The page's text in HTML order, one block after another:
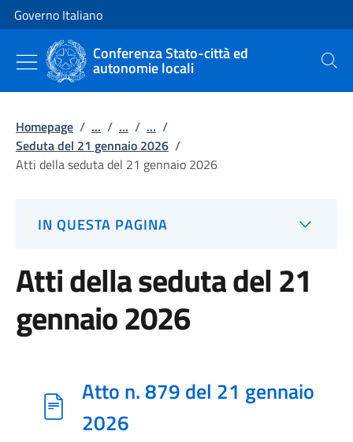
Vai al contenuto
Vai alla navigazione del sito
Governo Italiano
Conferenza Stato-città ed
autonomie locali Cerca
Homepage / ... / ... / ... /
Seduta del 21 gennaio 2026 /
Atti della seduta del 21 gennaio 2026
IN QUESTA PAGINA
Atti della seduta del 21
gennaio 2026
Atto n. 879 del 21 gennaio
2026